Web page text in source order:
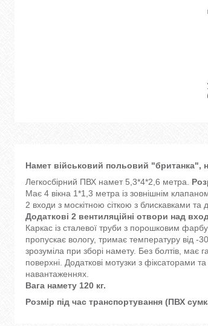
Намет військовий польовий "британка",
Легкосбірний ПВХ намет 5,3*4*2,6 метра.
Має 4 вікна 1*1,3 метра із зовнішнім
2 входи з москітною сіткою з блискавками
Додаткові 2 вентиляційні отвори над
Каркас із сталевої труби з порошковим
пропускає вологу, тримає температуру від -
зрозуміла при зборі намету. Без болтів, має
поверхні. Додаткові мотузки з фіксаторами
навантаженнях.
Вага намету 120 кг.
Розмір під час транспортування (ПВХ